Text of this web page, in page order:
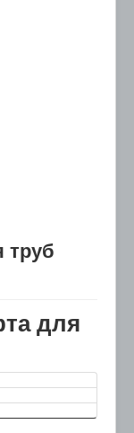
труб
для